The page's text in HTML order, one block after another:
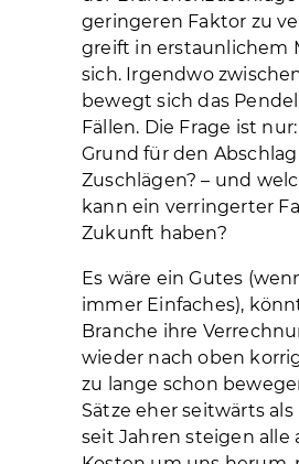
geringeren Faktor zu
greift in erstaunlichem
sich. Irgendwo zwischen
bewegt sich das
Fällen. Die Frage ist
Grund für den
Zuschlägen? – und
kann ein verringerter
Zukunft haben?
Es wäre ein Gutes
immer Einfaches),
Branche ihre
wieder nach oben
zu lange schon
Sätze eher seitwärts
seit Jahren steigen alle